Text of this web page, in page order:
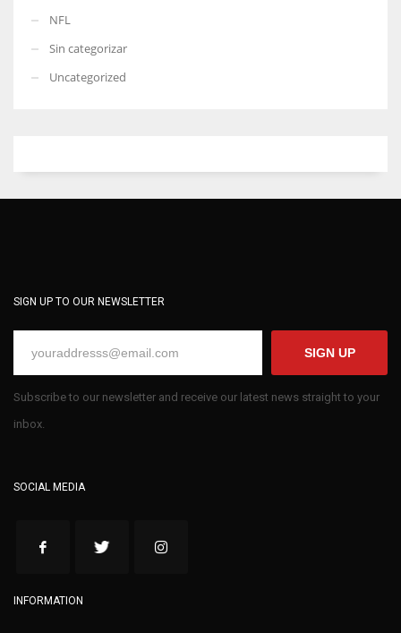
NFL
Sin categorizar
Uncategorized
SIGN UP TO OUR NEWSLETTER
SIGN UP
Subscribe to our newsletter and receive our latest news straight to your
inbox.
SOCIAL MEDIA
INFORMATION